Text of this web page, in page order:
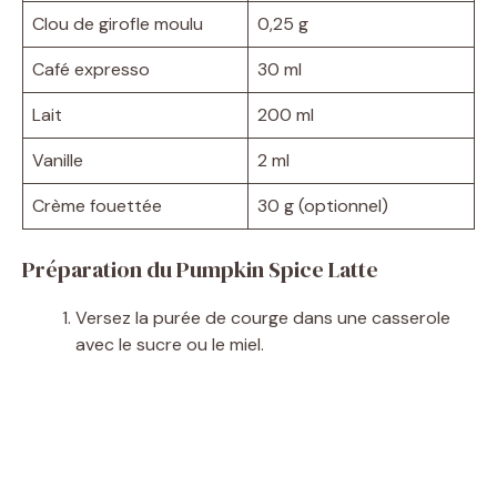
Clou de girofle moulu
0,25 g
Café expresso
30 ml
Lait
200 ml
Vanille
2 ml
Crème fouettée
30 g (optionnel)
Préparation du Pumpkin Spice Latte
Versez la purée de courge dans une casserole
avec le sucre ou le miel.